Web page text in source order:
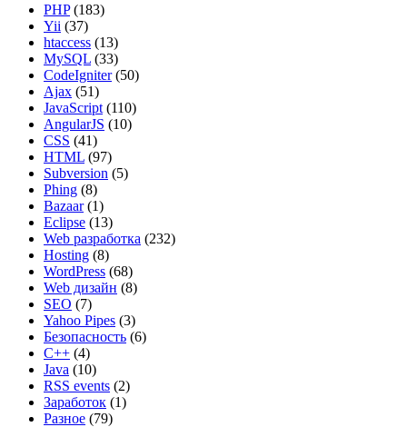
PHP(183)
Yii (37)
htaccess (13)
MySQL (33)
CodeIgniter(50)
Ajax (51)
JavaScript (110)
AngularJS (10)
CSS (41)
HTML (97)
Subversion (5)
Phing (8)
Bazaar(1)
Eclipse (13)
Web разработка (232)
Hosting (8)
WordPress (68)
Web дизайн (8)
SEO (7)
Yahoo Pipes (3)
Безопасность (6)
C++ (4)
Java (10)
RSS events (2)
Заработок (1)
Разное (79)